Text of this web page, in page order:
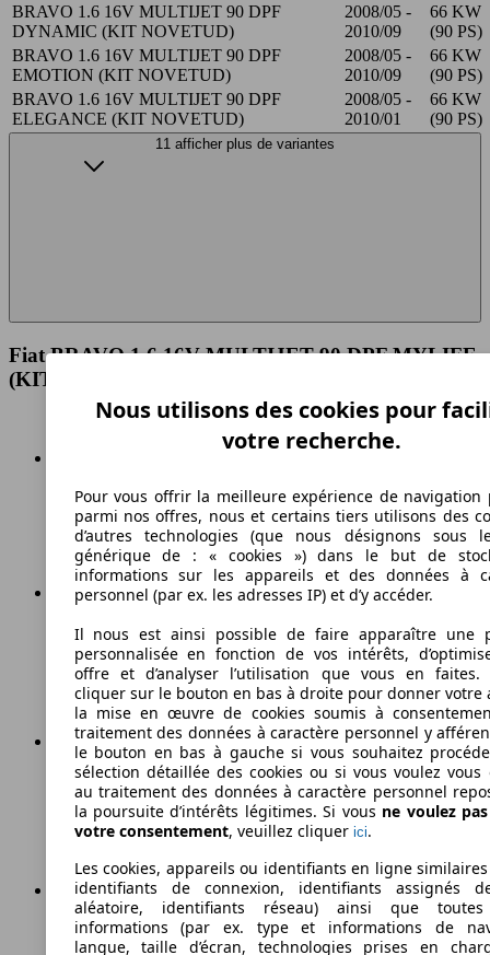
BRAVO 1.6 16V MULTIJET 90 DPF
DYNAMIC (KIT NOVETUD)
2008/05 -
2010/09
66 KW
(90 PS)
BRAVO 1.6 16V MULTIJET 90 DPF
EMOTION (KIT NOVETUD)
2008/05 -
2010/09
66 KW
(90 PS)
BRAVO 1.6 16V MULTIJET 90 DPF
ELEGANCE (KIT NOVETUD)
2008/05 -
2010/01
66 KW
(90 PS)
11 afficher plus de variantes
Fiat BRAVO 1.6 16V MULTIJET 90 DPF MYLIFE
(KIT NOVETUD) Spécifications techniques
173 km/h
Vitesse maximale
Diesel
Carburant
115 g/km
Émissions de CO2 (combinées)*
Ø 4.4 l/100km
Nous utilisons des cookies pour
votre recherche.
Pour vous offrir la meilleure expérience de navigation
parmi nos offres, nous et certains tiers utilisons des
d’autres technologies (que nous désignons sous
générique de : « cookies ») dans le but de
informations sur les appareils et des données à
personnel (par ex. les adresses IP) et d’y accéder.
Il nous est ainsi possible de faire apparaître une
personnalisée en fonction de vos intérêts,
offre et d’analyser l’utilisation que vous en faites.
cliquer sur le bouton en bas à droite pour donner votre
la mise en œuvre de cookies soumis à
traitement des données à caractère personnel y
le bouton en bas à gauche si vous souhaitez
sélection détaillée des cookies ou si vous voulez vous
au traitement des données à caractère personnel
la poursuite d’intérêts légitimes. Si vous ne voulez
votre consentement, veuillez cliquer ici.
Les cookies, appareils ou identifiants en ligne
identifiants de connexion, identifiants assignés
aléatoire, identifiants réseau) ainsi que
informations (par ex. type et informations de
langue, taille d’écran, technologies prises en